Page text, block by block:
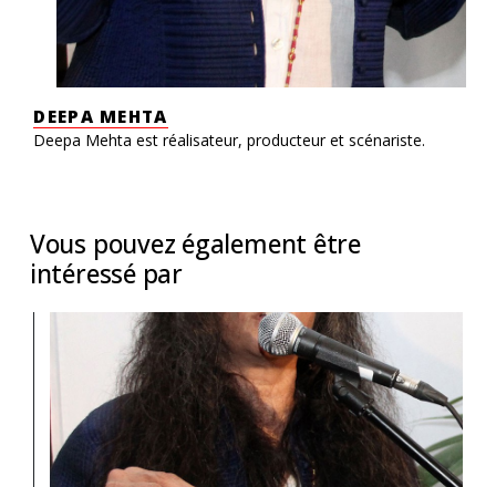
DEEPA MEHTA
Deepa Mehta est réalisateur, producteur et scénariste.
Vous pouvez également être
intéressé par